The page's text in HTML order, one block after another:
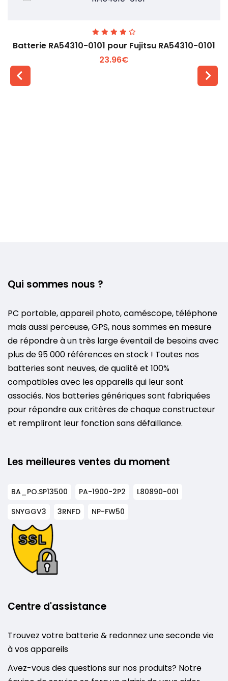
Batterie RA54310-0101 pour Fujitsu RA54310-0101
23.96€
Qui sommes nous ?
PC portable, appareil photo, caméscope, téléphone
mais aussi perceuse, GPS, nous sommes en mesure
de répondre à un très large éventail de besoins avec
plus de 95 000 références en stock ! Toutes nos
batteries sont neuves, de qualité et 100%
compatibles avec les appareils qui leur sont
associés. Nos batteries génériques sont fabriquées
pour répondre aux critères de chaque constructeur
et rempliront leur fonction sans défaillance.
Les meilleures ventes du moment
BA_PO.SP13500 PA-1900-2P2
L80890-001
SNYGGV3
3RNFD NP-FW50
Centre d'assistance
Trouvez votre batterie & redonnez une seconde vie
à vos appareils
Avez-vous des questions sur nos produits? Notre